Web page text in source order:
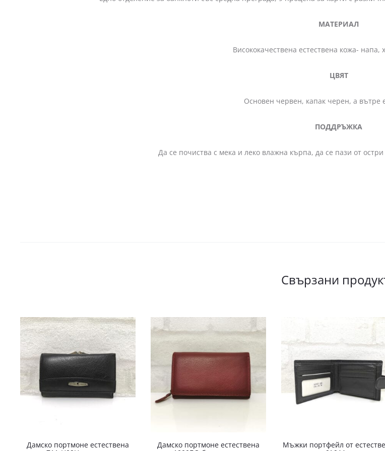
МАТЕРИАЛ
Висококачествена естествена кожа- напа,
ЦВЯТ
Основен червен, капак черен, а вътре
ПОДДРЪЖКА
Да се почиства с мека и леко влажна кърпа, да се пази от
Свързани
Дамско портмоне естествена
Дамско портмоне естествена
Мъжки портфейл от